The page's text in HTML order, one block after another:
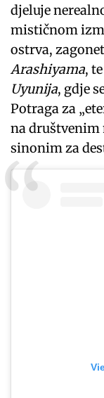
djeluje
mističnom
ostrva,
Arashiyama,
Uyunija, gdje
Potraga za
na društvenim
sinonim za